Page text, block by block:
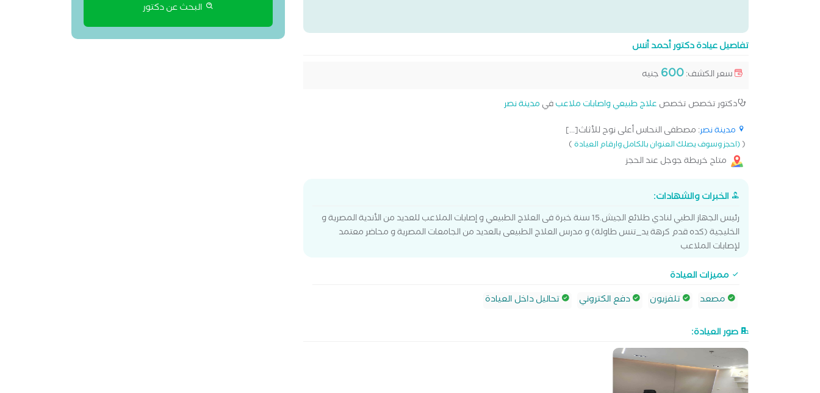
تفاصيل عيادة دكتور أحمد أنس
سعر الكشف:600 جنيه
دكتور تخصص تخصص علاج طبيعي واصابات ملاعبفي مدينة نصر
مدينة نصر: مصطفى النحاس أعلى نوح للأثاث[...]
((احجز وسوف يصلك العنوان بالكامل وارقام العيادة)
متاح خريطة جوجل عند الحجز
الخبرات والشهادات:
رئيس الجهاز الطبي لنادي طلائع الجيش.15 سنة خبرة فى العلاج الطبيعي و إصابات الملاعب للعديد من الأندية المصرية و
الخليجية (كده قدم كرهة يد_تنس طاولة) و مدرس العلاج الطبيعى بالعديد من الجامعات المصرية و محاضر معتمد
لإصابات الملاعب
مميزات العيادة
مصعد
تلفزيون دفع الكتروني تحاليل داخل العيادة
صور العيادة:
البحث عن دكتور